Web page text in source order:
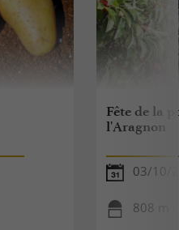
Fête de la
l'Aragnon
03/10/
808 m